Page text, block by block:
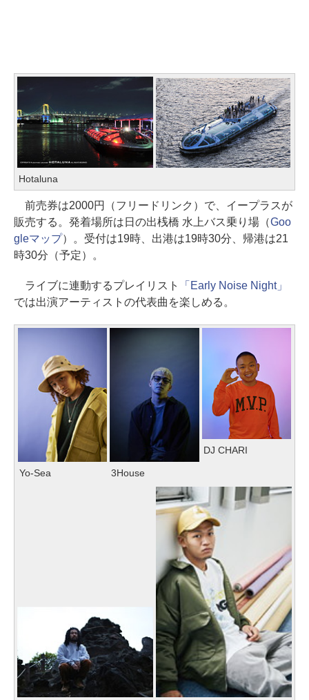
Hotaluna
前売券は2000円（フリードリンク）で、イープラスが
販売する。発着場所は日の出桟橋 水上バス乗り場（Goo
gleマップ）。受付は19時、出港は19時30分、帰港は21
時30分（予定）。
ライブに連動するプレイリスト
「Early Noise Night」
では出演アーティストの代表曲を楽しめる。
Yo-Sea 3House
DJ CHARI